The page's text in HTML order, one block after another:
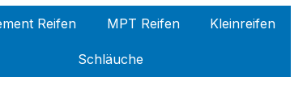
Reifen MPT Reifen Kleinreifen
Schläuche